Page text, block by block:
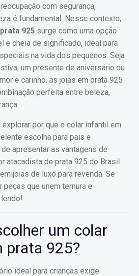
com segurança,
é fundamental. Nesse contexto,
925 surge como uma opção
e cheia de significado, ideal para
na vida dos pequenos. Seja
um presente de aniversário ou
e carinho, as joias em prata 925
perfeita entre beleza,
por que o colar infantil em
escolha para pais e
apresentar as vantagens de
atacadista de prata 925 do Brasil
de luxo para revenda. Se
que unem ternura e
um colar
prata 925?
ideal para crianças exige